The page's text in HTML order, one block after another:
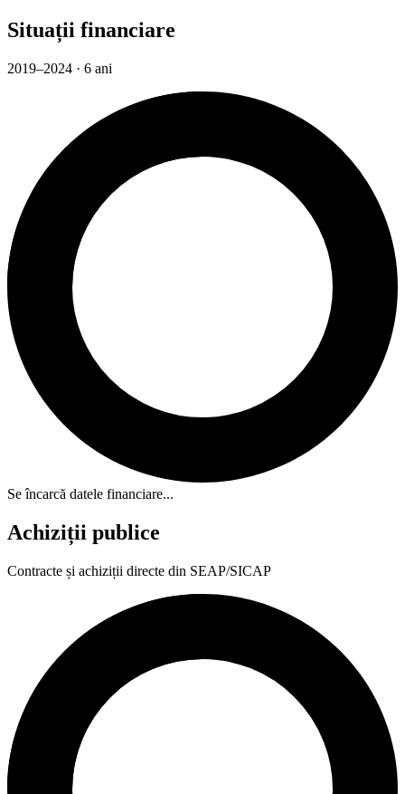
Situații financiare
2019–2024 · 6 ani
Se încarcă datele financiare...
Achiziții publice
Contracte și achiziții directe din SEAP/SICAP